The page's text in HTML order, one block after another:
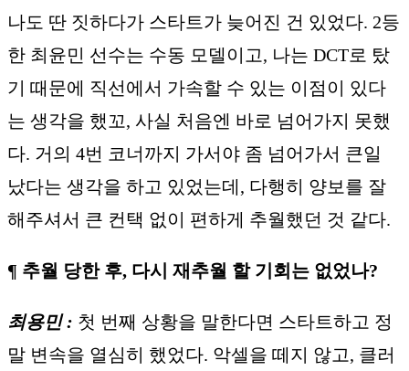
나도 딴 짓하다가 스타트가 늦어진 건 있었다. 2등
한 최윤민 선수는 수동 모델이고, 나는 DCT로 탔
기 때문에 직선에서 가속할 수 있는 이점이 있다
는 생각을 했꼬, 사실 처음엔 바로 넘어가지 못했
다. 거의 4번 코너까지 가서야 좀 넘어가서 큰일
났다는 생각을 하고 있었는데, 다행히 양보를 잘
해주셔서 큰 컨택 없이 편하게 추월했던 것 같다.
¶ 추월 당한 후, 다시 재추월 할 기회는 없었나?
최용민 : 첫 번째 상황을 말한다면 스타트하고 정
말 변속을 열심히 했었다. 악셀을 떼지 않고, 클러